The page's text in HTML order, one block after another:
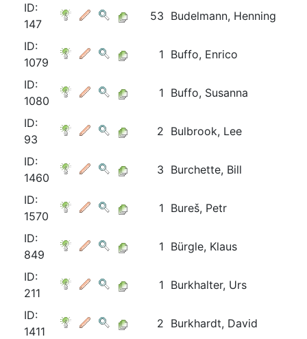
ID:
147
53 Budelmann, Henning
ID:
1079
1 Buffo, Enrico
ID:
1080
1 Buffo, Susanna
ID:
93
2 Bulbrook, Lee
ID:
1460
3 Burchette, Bill
ID:
1570
1 Bureš, Petr
ID:
849
1 Bürgle, Klaus
ID:
211
1 Burkhalter, Urs
ID:
1411
2 Burkhardt, David